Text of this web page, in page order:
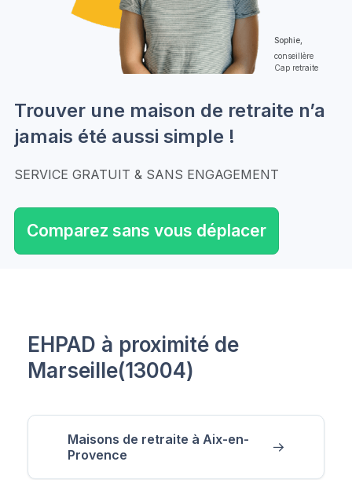
Sophie,
conseillère
Cap retraite
Trouver une maison de retraite n’a
jamais été aussi simple !
SERVICE GRATUIT & SANS ENGAGEMENT
Comparez sans vous déplacer
EHPAD à proximité de
Marseille(13004)
Maisons de retraite à Aix-en-
Provence